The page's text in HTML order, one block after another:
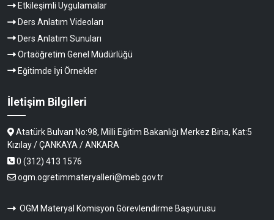
Etkileşimli Uygulamalar
Ders Anlatım Videoları
Ders Anlatım Sunuları
Ortaöğretim Genel Müdürlüğü
Eğitimde İyi Örnekler
İletişim Bilgileri
Atatürk Bulvarı No:98, Milli Eğitim Bakanlığı Merkez Bina, Kat:5
Kızılay / ÇANKAYA / ANKARA
0 (312) 413 1576
ogm.ogretimmateryalleri@meb.gov.tr
OGM Materyal Komisyon Görevlendirme Başvurusu